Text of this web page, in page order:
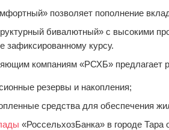
позволяет пополнение
бивалютный» с высокими
зафиксированному курсу.
компаниям «РСХБ» предлагает
резервы и накопления;
средства для обеспечения
«РоссельхозБанка» в городе